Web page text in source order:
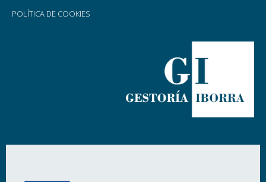
POLÍTICA DE COOKIES